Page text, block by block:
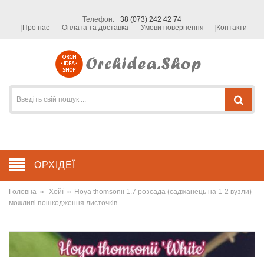
Телефон: +38 (073) 242 42 74
Про нас
Оплата та доставка Умови повернення Контакти
ОРХІДЕЇ
Головна » Хойї » Hoya thomsonii 1.7 розсада (саджанець на 1-2 вузли)
можливі пошкодження листочків